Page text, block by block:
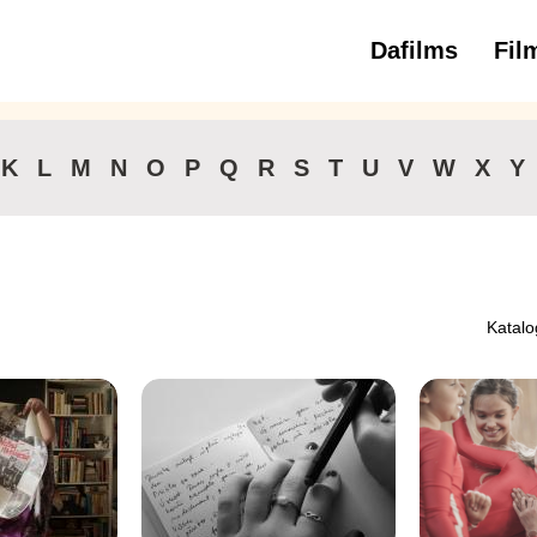
Dafilms 3
K L M N O P Q R S T U V W X Y